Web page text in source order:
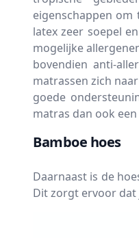
eigenschappen
latex zeer soepel
mogelijke
bovendien anti-
matrassen zich
goede
matras dan ook
Bamboe hoes
Daarnaast is de
Dit zorgt ervoor dat